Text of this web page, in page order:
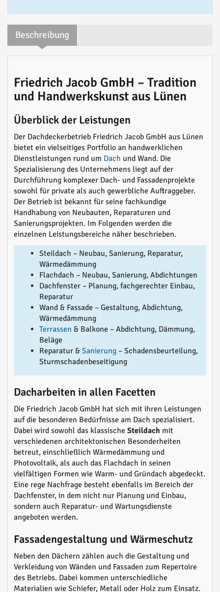
Beschreibung
Friedrich Jacob GmbH – Tradition
und Handwerkskunst aus Lünen
Überblick der Leistungen
Der Dachdeckerbetrieb Friedrich Jacob GmbH aus Lünen
bietet ein vielseitiges Portfolio an handwerklichen
Dienstleistungen rund um Dach und Wand. Die
Spezialisierung des Unternehmens liegt auf der
Durchführung komplexer Dach- und Fassadenprojekte
sowohl für private als auch gewerbliche Auftraggeber.
Der Betrieb ist bekannt für seine fachkundige
Handhabung von Neubauten, Reparaturen und
Sanierungsprojekten. Im Folgenden werden die
einzelnen Leistungsbereiche näher beschrieben.
Steildach – Neubau, Sanierung, Reparatur,
Wärmedämmung
Flachdach – Neubau, Sanierung, Abdichtungen
Dachfenster – Planung, fachgerechter Einbau,
Reparatur
Wand & Fassade – Gestaltung, Abdichtung,
Wärmedämmung
Terrassen & Balkone – Abdichtung, Dämmung,
Beläge
Reparatur & Sanierung – Schadensbeurteilung,
Sturmschadenbeseitigung
Dacharbeiten in allen Facetten
Die Friedrich Jacob GmbH hat sich mit ihren Leistungen
auf die besonderen Bedürfnisse am Dach spezialisiert.
Dabei wird sowohl das klassische Steildach mit
verschiedenen architektonischen Besonderheiten
betreut, einschließlich Wärmedämmung und
Photovoltaik, als auch das Flachdach in seinen
vielfältigen Formen wie Warm- und Gründach abgedeckt.
Eine rege Nachfrage besteht ebenfalls im Bereich der
Dachfenster, in dem nicht nur Planung und Einbau,
sondern auch Reparatur- und Wartungsdienste
angeboten werden.
Fassadengestaltung und Wärmeschutz
Neben den Dächern zählen auch die Gestaltung und
Verkleidung von Wänden und Fassaden zum Repertoire
des Betriebs. Dabei kommen unterschiedliche
Materialien wie Schiefer, Metall oder Holz zum Einsatz.